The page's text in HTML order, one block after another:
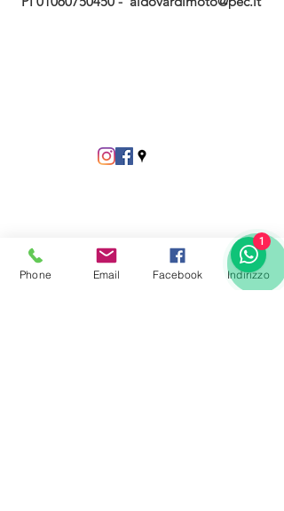
Phone Email Facebook Indirizzo
1